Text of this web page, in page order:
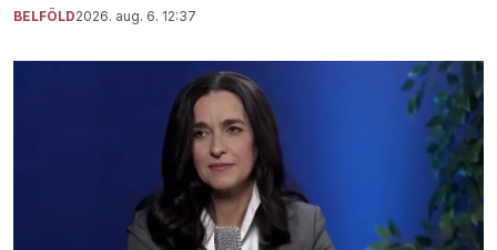
BELFÖLD2026. aug. 6. 12:37